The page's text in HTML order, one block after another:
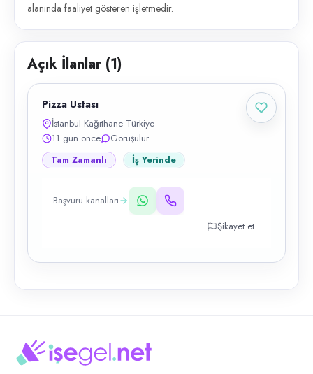
alanında faaliyet gösteren işletmedir.
Açık İlanlar (1)
Pizza Ustası
İstanbul Kağıthane Türkiye
11 gün önce
Görüşülür
Tam Zamanlı İş Yerinde
Başvuru kanalları
Şikayet et